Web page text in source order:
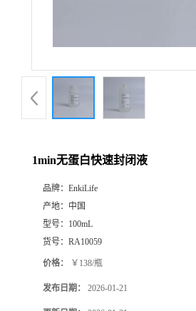
1min无蛋白快速封闭液
品牌： EnkiLife
产地： 中国
型号： 100mL
货号： RA10059
价格： ￥138/瓶
发布日期： 2026-01-21